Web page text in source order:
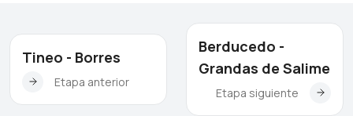
Tineo - Borres
Etapa anterior
Berducedo -
Grandas de Salime
Etapa siguiente